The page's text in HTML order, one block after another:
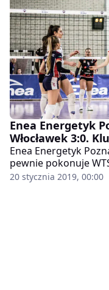
Enea Energetyk
Włocławek 3:0.
Enea Energetyk
pewnie pokonuje
Lidze Kobiet. Przy
20 stycznia 2019, 00:00